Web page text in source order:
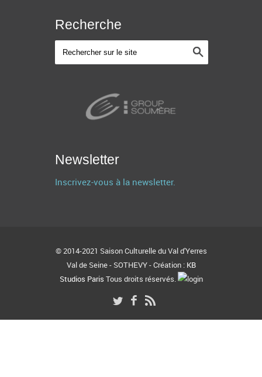
Recherche
Newsletter
Inscrivez-vous à la newsletter.
© 2014-2021 Saison Culturelle du Val d'Yerres
Val de Seine - SOTHEVY - Création : KB
Studios Paris Tous droits réservés.